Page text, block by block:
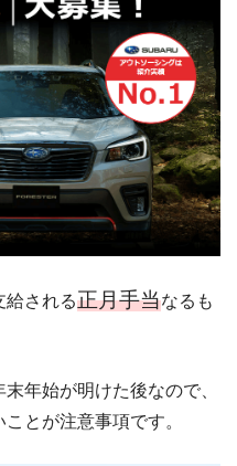
給される正月手当なるも
年始が明けた後なので、
とが注意事項です。